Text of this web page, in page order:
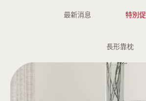
最新消息 特別
長形靠枕